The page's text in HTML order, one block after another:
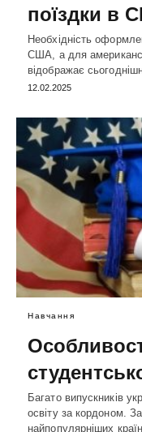
поїздки в
Необхідність
США, а для
відображає
12.02.2025
Навчання
Багато випускників
освіту за кордоном.
найпопулярніших